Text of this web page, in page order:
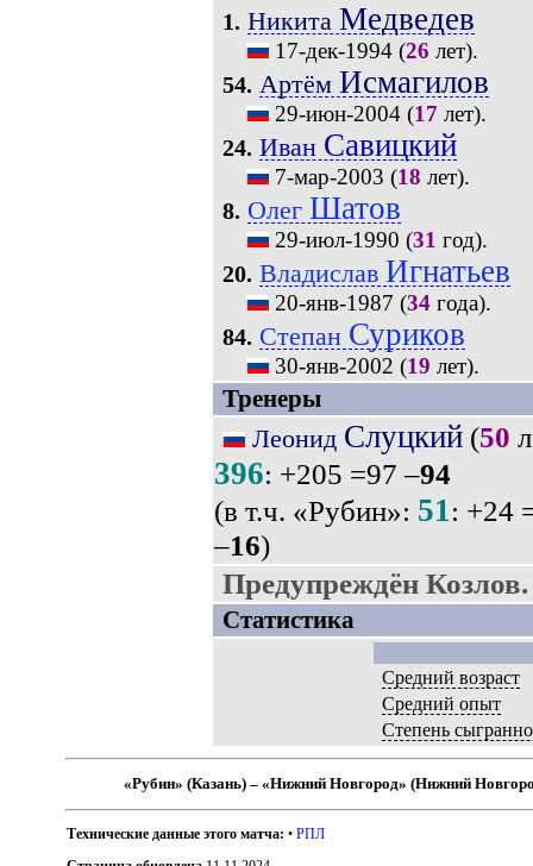
1. Никита Медведев
17-дек-1994(26 лет).
54. Артём Исмагилов
29-июн-2004(17 лет).
24. Иван Савицкий
7-мар-2003 (18 лет).
8. Олег Шатов
29-июл-1990 (31 год).
20. Владислав Игнатьев
20-янв-1987 (34года).
84. Степан Суриков
30-янв-2002 (19 лет).
Тренеры
Леонид Слуцкий(50
396: +205 =97 –94
(в т.ч. «Рубин»: 51: +24
–16)
Предупреждён Козлов.
Статистика
Средний возраст
Средний опыт
Степень
«Рубин» (Казань) – «Нижний Новгород» (Нижний
Технические данные этого матча: •РПЛ